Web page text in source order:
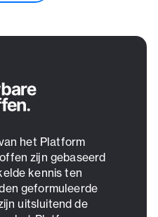
het Platform
zijn gebaseerd
kennis ten
geformuleerde
uitsluitend de